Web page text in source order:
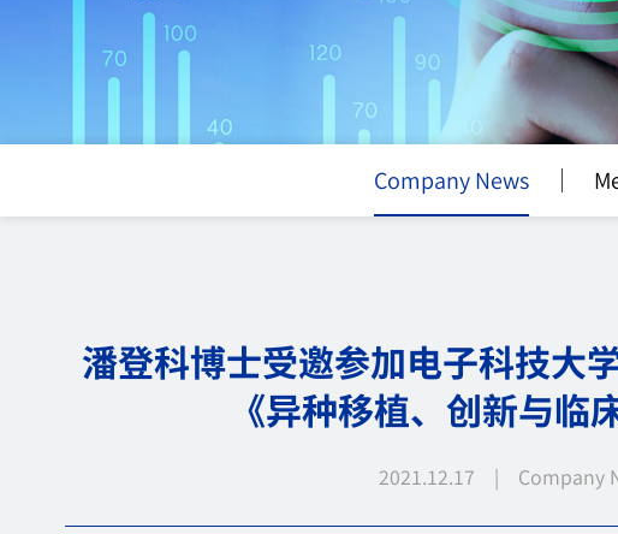
Company News
潘登科博士受邀参加电子科技大
《异种移植、创新与临
2021.12.17 | Company